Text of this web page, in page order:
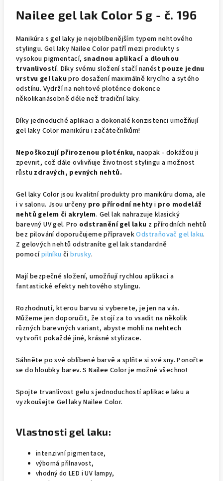
Nailee gel lak Color 5 g - č. 196
Manikúra s gel laky je nejoblíbenějším typem nehtového
stylingu. Gel laky Nailee Color patří mezi produkty s
vysokou pigmentací, snadnou aplikací a dlouhou
trvanlivostí. Díky svému složení stačí nanést pouze jednu
vrstvu gel laku pro dosažení maximálně krycího a sytého
odstínu. Vydrží na nehtové ploténce dokonce
několikanásobně déle než tradiční laky.
Díky jednoduché aplikaci a dokonalé konzistenci umožňují
gel laky Color manikúru i začátečníkům!
Nepoškozují přirozenou ploténku, naopak - dokážou ji
zpevnit, což dále ovlivňuje životnost stylingu a možnost
růstu zdravých, pevných nehtů.
Gel laky Color jsou kvalitní produkty pro manikúru doma, ale
i v salonu. Jsou určeny pro přírodní nehty i pro modeláž
nehtů gelem či akrylem. Gel lak nahrazuje klasický
barevný UV gel. Pro odstranění gel laku z přírodních nehtů
bez pilování doporučujeme přípravekOdstraňovač gel laku.
Z gelových nehtů odstraníte gel lak standardně
pomocípilníku čibrusky.
Mají bezpečné složení, umožňují rychlou aplikaci a
fantastické efekty nehtového stylingu.
Rozhodnutí, kterou barvu si vyberete, je jen na vás.
Můžeme jen doporučit, že stojí za to vsadit na několik
různých barevných variant, abyste mohli na nehtech
vytvořit pokaždé jiné, krásné stylizace.
Sáhněte po své oblíbené barvě a splňte si své sny. Ponořte
se do hloubky barev. S Nailee Color je možné všechno!
Spojte trvanlivost gelu s jednoduchostí aplikace laku a
vyzkoušejte Gel laky Nailee Color.
Vlastnosti gel laku:
intenzivní pigmentace,
výborná přilnavost,
vhodný do LED i UV lampy,